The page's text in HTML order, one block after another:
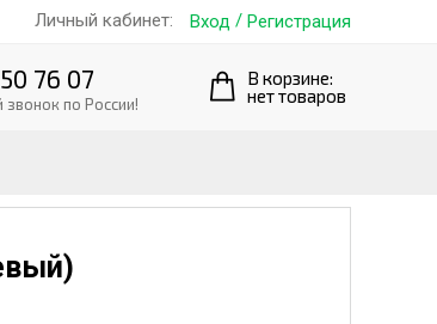
Личный кабинет: Вход / Регистрация
76 07
звонок по России!
В корзине:
нет товаров